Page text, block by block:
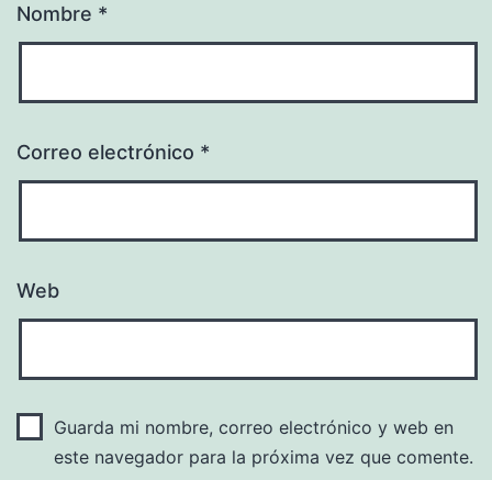
Nombre *
Correo electrónico *
Web
Guarda mi nombre, correo electrónico y web en
este navegador para la próxima vez que comente.